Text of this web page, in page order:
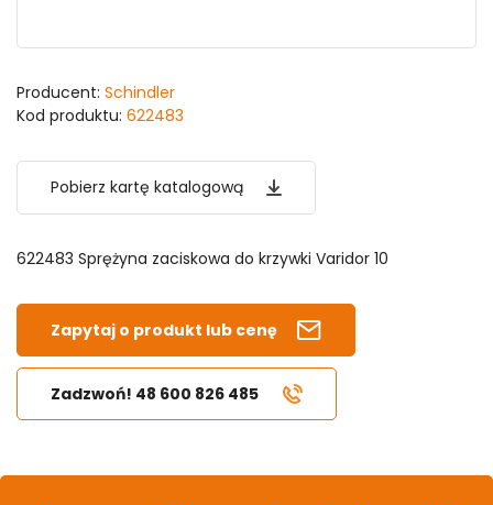
Producent: Schindler
Kod produktu: 622483
Pobierz kartę katalogową
622483 Sprężyna zaciskowa do krzywki Varidor 10
Zapytaj o produkt lub cenę
Zadzwoń! 48 600 826 485